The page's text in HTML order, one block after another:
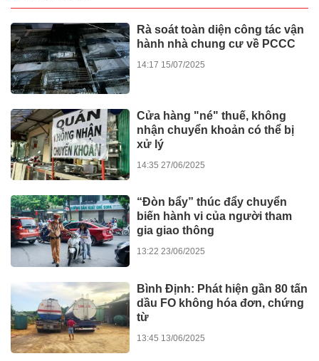
nghiệm văn hóa Tết tại “Chung
vị Tết Việt, gắn kết muôn miền”
22:38 25/01/2026
Văn hóa Á Đông”
07:00 30/11/2025
GIÁO DỤC - SỨC KHỎE
Đau thắt lưng suốt 2 năm, đến
iBONE FiSiO mới biết nguyên
nhân
Bát nháo xe tự chế chở bệnh
nhân bủa vây bệnh viện lớn ở
TPHCM